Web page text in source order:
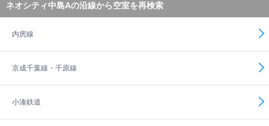
ネオシティ中島Aの沿線から空室を再検索
内房線
京成千葉線・千原線
小湊鉄道